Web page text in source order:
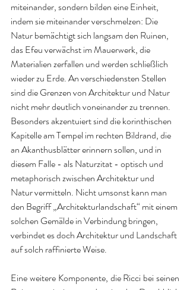
miteinander, sondern bilden eine Einheit,
indem sie miteinander verschmelzen: Die
Natur bemächtigt sich langsam den Ruinen,
das Efeu verwächst im Mauerwerk, die
Materialien zerfallen und werden schließlich
wieder zu Erde. An verschiedensten Stellen
sind die Grenzen von Architektur und Natur
nicht mehr deutlich voneinander zu trennen.
Besonders akzentuiert sind die korinthischen
Kapitelle am Tempel im rechten Bildrand, die
an Akanthusblätter erinnern sollen, und in
diesem Falle - als Naturzitat - optisch und
metaphorisch zwischen Architektur und
Natur vermitteln. Nicht umsonst kann man
den Begriff „Architekturlandschaft“ mit einem
solchen Gemälde in Verbindung bringen,
verbindet es doch Architektur und Landschaft
auf solch raffinierte Weise.
Eine weitere Komponente, die Ricci bei seinen